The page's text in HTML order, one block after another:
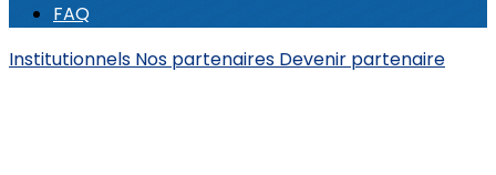
FAQ
Institutionnels Nos partenaires Devenir partenaire